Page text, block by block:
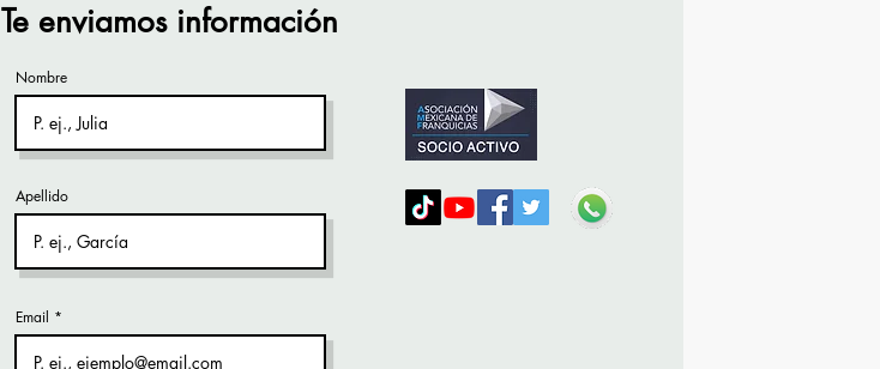
Te enviamos información
Nombre
Apellido
Email